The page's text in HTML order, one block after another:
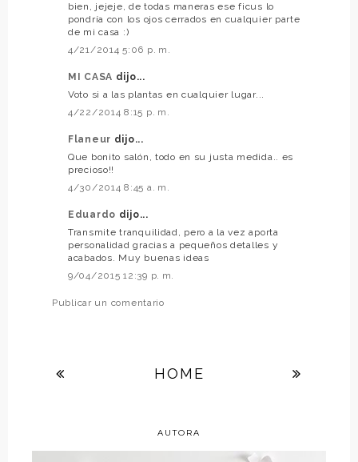
bien, jejeje, de todas maneras ese ficus lo
pondría con los ojos cerrados en cualquier parte
de mi casa :)
4/21/2014 5:06 p. m.
MI CASA dijo...
Voto si a las plantas en cualquier lugar...
4/22/2014 8:15 p. m.
Flaneur dijo...
Que bonito salón, todo en su justa medida.. es
precioso!!
4/30/2014 8:45 a. m.
Eduardo dijo...
Transmite tranquilidad, pero a la vez aporta
personalidad gracias a pequeños detalles y
acabados. Muy buenas ideas
9/04/2015 12:39 p. m.
Publicar un comentario
HOME
AUTORA